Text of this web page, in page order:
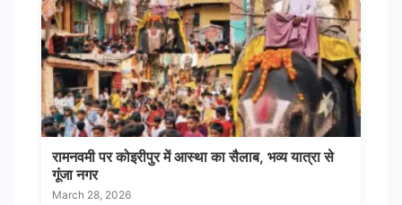
रामनवमी पर कोइरीपुर में आस्था का सैलाब, भव्य यात्रा से
गूंजा नगर
March 28, 2026